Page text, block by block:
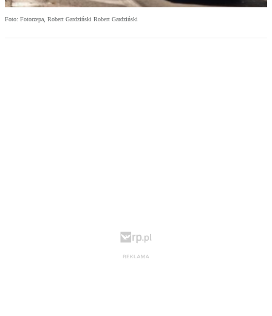
Foto: Fotorzepa, Robert Gardziński Robert Gardziński